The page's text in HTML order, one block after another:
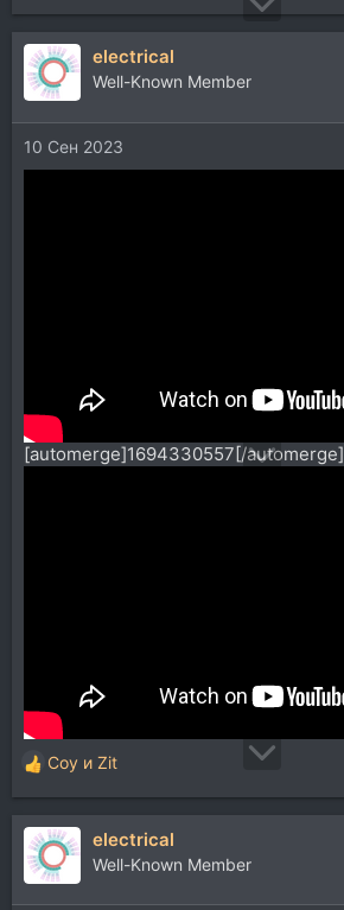
electrical
Well-Known Member
10 Сен 2023
[automerge]1694330557[/automerge]
Р
е
а
к
ц
и
Coy и Zit
electrical
Well-Known Member